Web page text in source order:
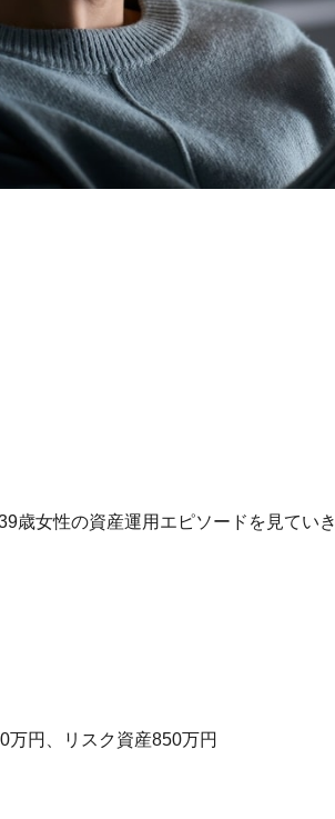
歳女性の資産運用エピソードを見ていき
万円、リスク資産850万円